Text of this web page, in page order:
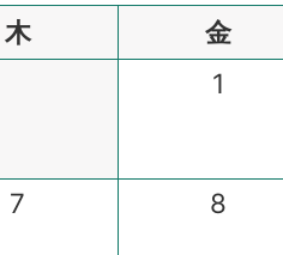
木 金
1
7 8